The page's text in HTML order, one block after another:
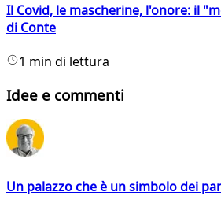
Il Covid, le mascherine, l'onore: il
di Conte
1 min di lettura
Idee e commenti
Un palazzo che è un simbolo dei